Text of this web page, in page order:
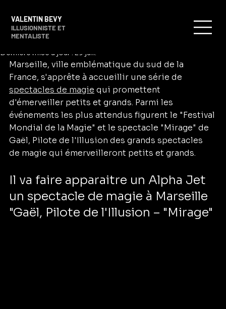
VALENTIN BEVY
ILLUSIONNISTE ET
MENTALISTE
Les plus grands spectacles de magie à
Marseille en janvier 2025
Dernière mise à jour : 29 juil.
Marseille, ville emblématique du sud de la
France, s'apprête à accueillir une série de
spectacles de magie qui promettent
d'émerveiller petits et grands. Parmi les
événements les plus attendus figurent le "Festival
Mondial de la Magie" et le spectacle "Mirage" de
Gaël, Pilote de l'Illusion des grands spectacles
de magie qui émerveilleront petits et grands.
Il va faire apparaitre un Alpha Jet
un spectacle de magie à Marseille
"Gaël, Pilote de l'Illusion – "Mirage"